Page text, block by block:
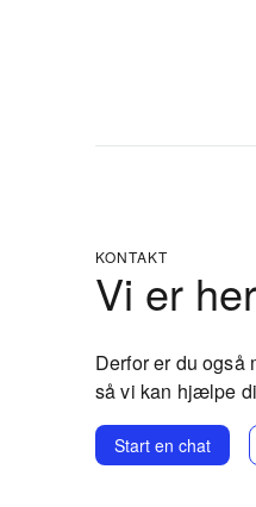
KONTAKT
Vi er
Derfor er du også
så vi kan hjælpe
Start en chat